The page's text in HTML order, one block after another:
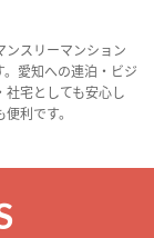
ンスリーマンション
愛知への連泊・ビジ
宅としても安心し
利です。